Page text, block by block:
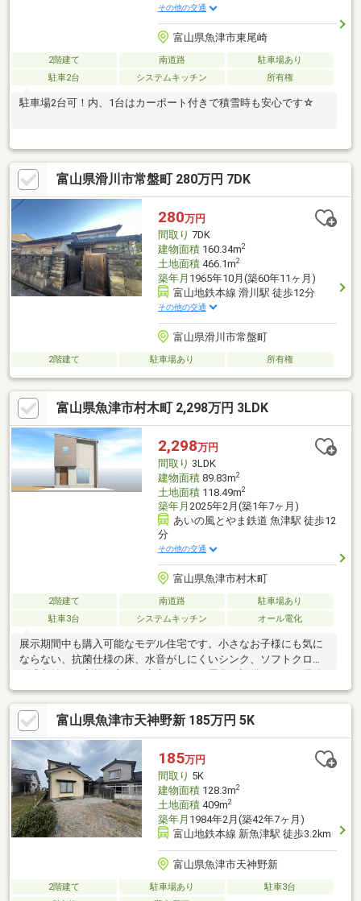
その他の交通
富山県魚津市東尾崎
2階建て 南道路
駐車場あり
駐車2台
システムキッチン 所有権
駐車場2台可！内、1台はカーポート付きで積雪時も安心です☆
富山県滑川市常盤町 280万円 7DK
280万円
間取り 7DK
建物面積160.34m2
土地面積466.1m2
築年月 1965年10月(築60年11ヶ月)
富山地鉄本線 滑川駅 徒歩12分
その他の交通
富山県滑川市常盤町
2階建て 駐車場あり 所有権
富山県魚津市村木町 2,298万円 3LDK
2,298万円
間取り 3LDK
建物面積89.83m2
土地面積118.49m2
築年月 2025年2月(築1年7ヶ月)
あいの風とやま鉄道 魚津駅 徒歩12
分
その他の交通
富山県魚津市村木町
2階建て 南道路
駐車場あり
駐車3台
システムキッチン オール電化
展示期間中も購入可能なモデル住宅です。小さなお子様にも気に
ならない、抗菌仕様の床、水音がしにくいシンク、ソフトクロー
ラク、高断熱♪防火窓、防火ドア、防火設備もあり◎
富山県魚津市天神野新 185万円 5K
185万円
間取り 5K
建物面積128.3m2
土地面積409m2
築年月 1984年2月(築42年7ヶ月)
富山地鉄本線 新魚津駅 徒歩3.2km
富山県魚津市天神野新
2階建て 駐車場あり
駐車3台